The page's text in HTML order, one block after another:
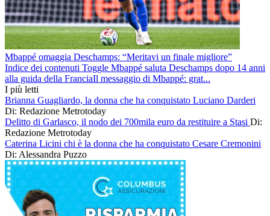
Mbappé omaggia Deschamps: “Meritavi un finale migliore”
Indice dei contenuti Toggle Mbappé saluta Deschamps dopo 14 anni
alla guida della FranciaIl messaggio di Mbappé: grat...
I più letti
Brianna Guagliardo, la donna che ha conquistato Luciano Darderi
Di: Redazione Metrotoday
Delitto di Garlasco, il nodo dei 700mila euro da restituire a Stasi Di:
Redazione Metrotoday
Caterina Licini chi è la donna che ha conquistato Cesare Cremonini
Di: Alessandra Puzzo